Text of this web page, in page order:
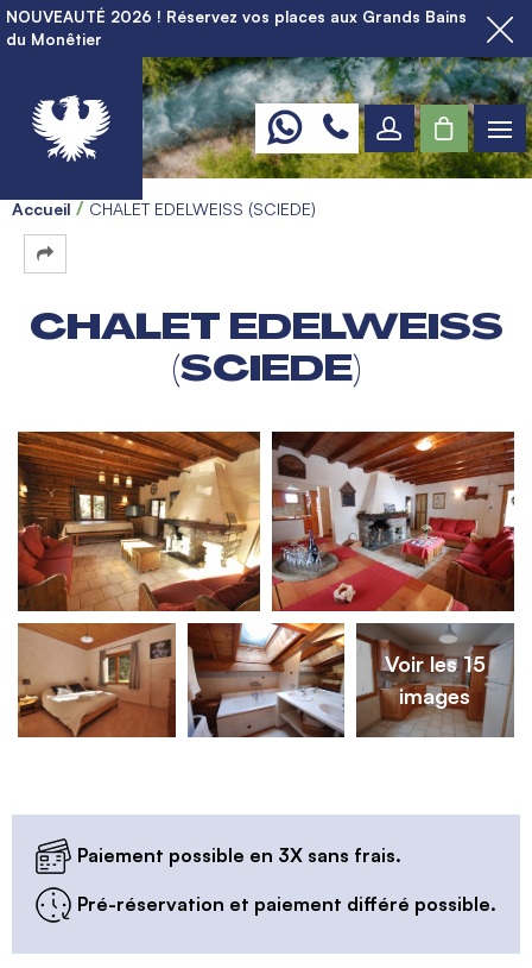
NOUVEAUTÉ 2026 ! Réservez vos places aux Grands Bains
du Monêtier
Accueil CHALET EDELWEISS (SCIEDE)
CHALET EDELWEISS
(SCIEDE)
Voir les 15
images
Paiement possible en 3X sans frais.
Pré-réservation et paiement différé possible.